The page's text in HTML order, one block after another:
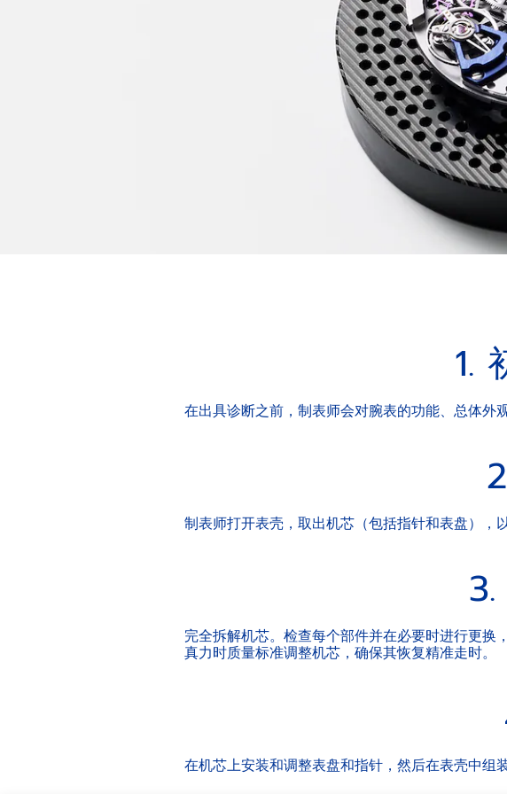
1.
在出具诊断之前，制表师会对腕表的功能、总体外
制表师打开表壳，取出机芯（包括指针和表盘），
完全拆解机芯。检查每个部件并在必要时进行更
真力时质量标准调整机芯，确保其恢复精准走时。
在机芯上安装和调整表盘和指针，然后在表壳中组装